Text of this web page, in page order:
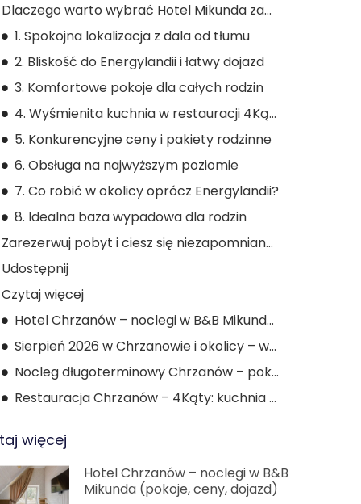
Dlaczego warto wybrać Hotel Mikunda zamiast noclegu w Zatorze?
1. Spokojna lokalizacja z dala od tłumu
2. Bliskość do Energylandii i łatwy dojazd
3. Komfortowe pokoje dla całych rodzin
4. Wyśmienita kuchnia w restauracji 4Kąty
5. Konkurencyjne ceny i pakiety rodzinne
6. Obsługa na najwyższym poziomie
7. Co robić w okolicy oprócz Energylandii?
8. Idealna baza wypadowa dla rodzin
Zarezerwuj pobyt i ciesz się niezapomnianą przygodą!
Udostępnij
Czytaj więcej
Hotel Chrzanów – noclegi w B&B Mikunda (pokoje, ceny, dojazd)
Sierpień 2026 w Chrzanowie i okolicy – wydarzenia i atrakcje
Nocleg długoterminowy Chrzanów – pokój na tydzień lub miesiąc
Restauracja Chrzanów – 4Kąty: kuchnia domowa i dowóz
więcej
Hotel Chrzanów – noclegi w B&B
Mikunda (pokoje, ceny, dojazd)